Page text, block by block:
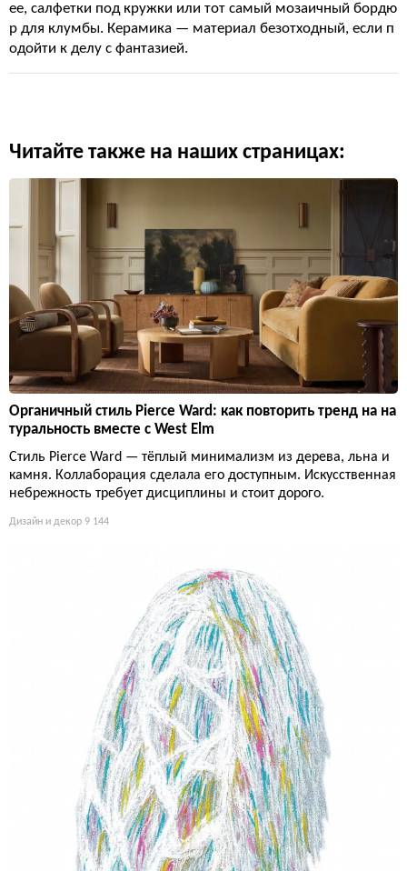
ее, салфетки под кружки или тот самый мозаичный бордю
р для клумбы. Керамика — материал безотходный, если п
одойти к делу с фантазией.
Читайте также на наших страницах:
Органичный стиль Pierce Ward: как повторить тренд на на
туральность вместе с West Elm
Стиль Pierce Ward — тёплый минимализм из дерева, льна и
камня. Коллаборация сделала его доступным. Искусственная
небрежность требует дисциплины и стоит дорого.
Дизайн и декор 9 144